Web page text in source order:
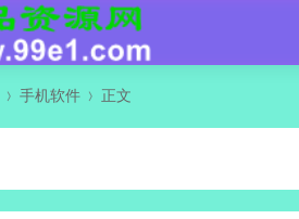
手机软件 正文